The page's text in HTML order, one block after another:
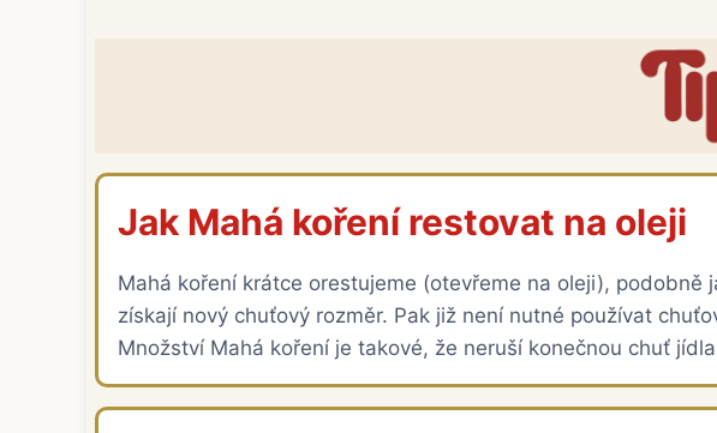
Jak Mahá koření restovat na oleji
Mahá koření krátce orestujeme (otevřeme na oleji),
získají nový chuťový rozměr. Pak již není nutné používat
Množství Mahá koření je takové, že neruší konečnou chuť